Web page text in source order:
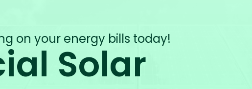
on your energy bills today!
Solar